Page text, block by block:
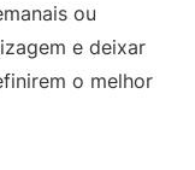
ou
e deixar
o melhor